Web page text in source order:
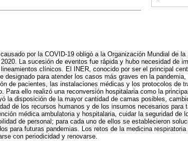
por la COVID-19 obligó a la Organización Mundial de la
La sucesión de eventos fue rápida y hubo necesidad de
clínicos. El INER, conocido por ser el principal
designado para atender los casos más graves en la
de pacientes, las instalaciones médicas y los protocolos de
Para ello realizó una reconversión hospitalaria como la
la disposición de la mayor cantidad de camas posibles,
de los recursos humanos y de los insumos necesarios para
médica ambulatoria y hospitalaria, cuidar la seguridad de
de personal; para cada uno de ellos se establecieron
para futuras pandemias. Los retos de la medicina
con periodicidad y renovarse.